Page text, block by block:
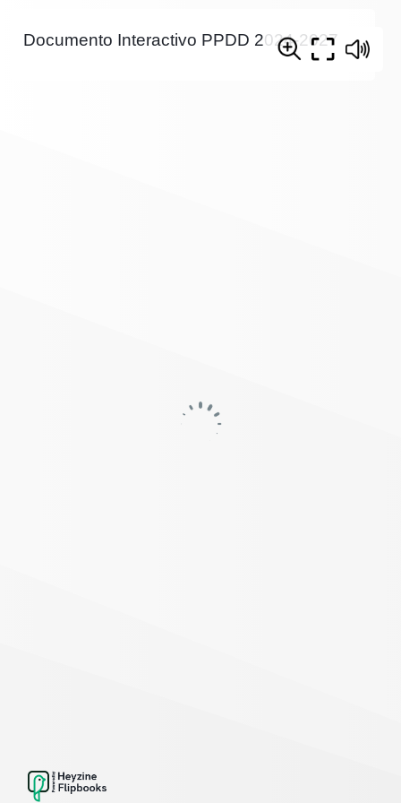
Documento Interactivo PPDD 2024-2027